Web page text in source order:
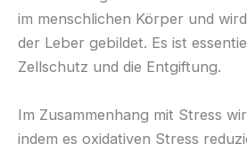
im menschlichen Körper und
der Leber gebildet. Es ist
Zellschutz und die Entgiftung.
Im Zusammenhang mit Stress
indem es oxidativen Stress